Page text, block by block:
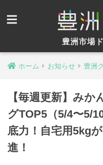
豊洲市場
ホーム お知らせ 豊洲
【毎週更新】み
グTOP5（5/4〜5/
底力！自宅用5kg
進！